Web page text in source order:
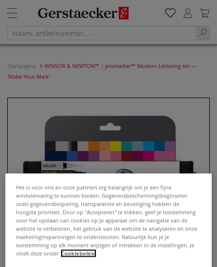
Startpagina
WINSOR & NEWTON™ | promarker™ Modern Lettering set —
'Make Your Mark'
Het is voor ons en onze partners erg belangrijk om je een fijne
winkelervaring te kunnen bieden. Gegevensbeschermingsbeginselen
zoals gegevensbesparing, transparantie en beveiliging hebben de
hoogste prioriteit. Door op "Accepteren" te klikken, geef je toestemming
voor het opslaan van cookies op je apparaat om de navigatie van de
website te verbeteren, het gebruik van de website te analyseren en onze
marketinginspanningen te ondersteunen. Natuurlijk kun je je
toestemming op elk moment wijzigen of intrekken in de instellingen. Je
vindt deze onder Cookiebeleid